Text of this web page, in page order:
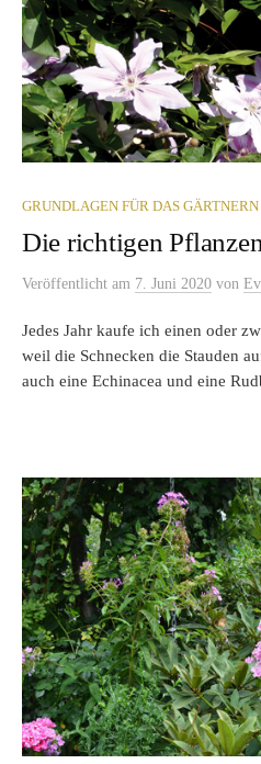
GRUNDLAGEN FÜR DAS GÄRTNERN
Die richtigen
Veröffentlicht am 7. Juni 2020 von
Jedes Jahr kaufe ich einen oder
weil die Schnecken die Stauden
auch eine Echinacea und eine